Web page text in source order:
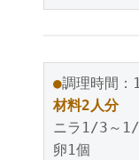
●調理時間：
材料2人分
ニラ1/3～
卵1個